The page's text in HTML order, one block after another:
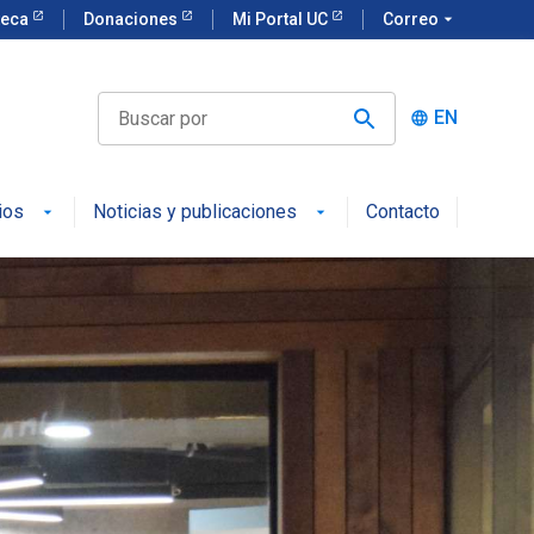
Donaciones Mi Portal UC Correo arrow_drop_down
language EN
Noticias y publicaciones Contacto